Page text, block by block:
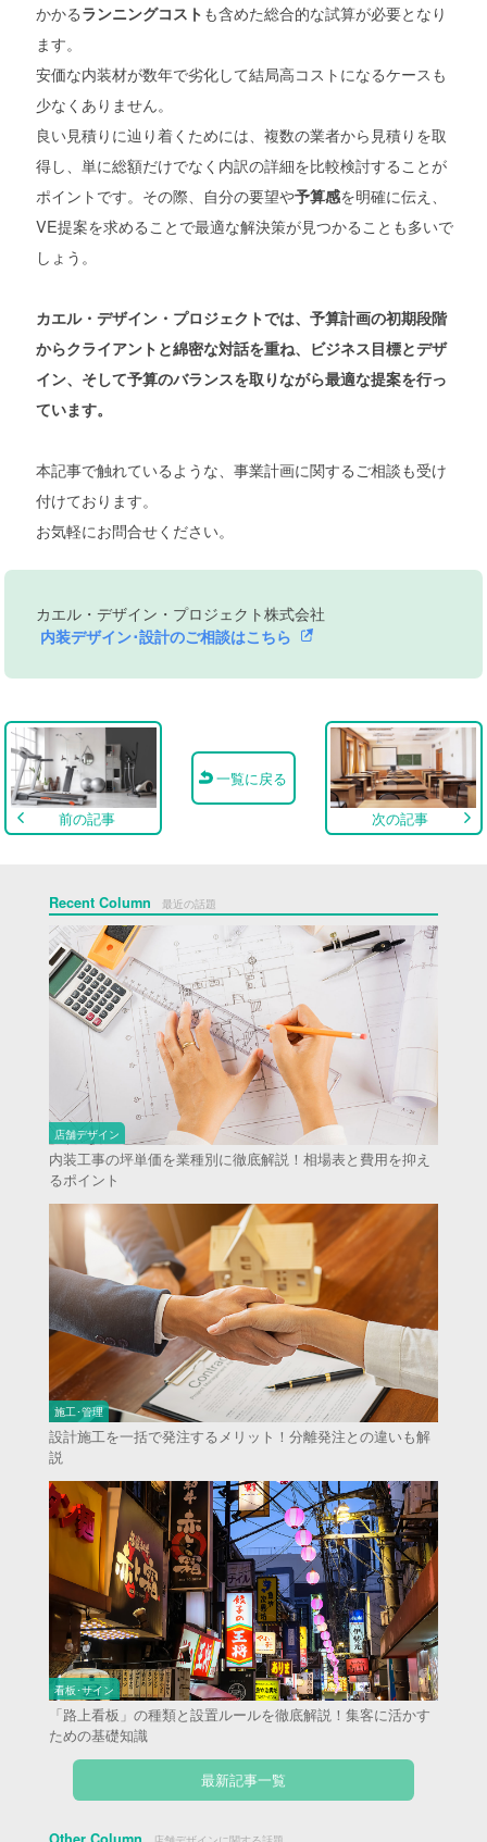
かかるランニングコスト も含めた総合的な試算が必要となり
ます。
安価な内装材が数年で劣化して結局高コストになるケースも
少なくありません。
良い見積りに辿り着くためには、複数の業者から見積りを取
得し、単に総額だけでなく内訳の詳細を比較検討することが
ポイントです。その際、自分の要望や予算感を明確に伝え、
VE提案を求めることで最適な解決策が見つかることも多いで
しょう。
カエル・デザイン・プロジェクトでは、予算計画の初期段階
からクライアントと綿密な対話を重ね、ビジネス目標とデザ
イン、そして予算のバランスを取りながら最適な提案を行っ
ています。
本記事で触れているような、事業計画に関するご相談も受け
付けております。
お気軽にお問合せください。
カエル・デザイン・プロジェクト株式会社
内装デザイン･設計のご相談はこちら
前の記事
一覧に戻る
次の記事
Recent Column 最近の話題
店舗デザイン
内装工事の坪単価を業種別に徹底解説！相場表と費用を抑え
るポイント
施工･管理
設計施工を一括で発注するメリット！分離発注との違いも解
説
看板･サイン
「路上看板」の種類と設置ルールを徹底解説！集客に活かす
ための基礎知識
最新記事一覧